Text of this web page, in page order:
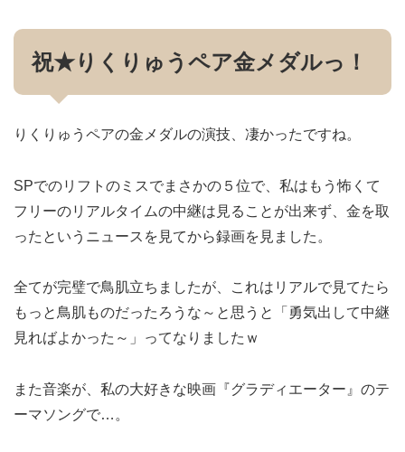
祝★りくりゅうペア金メダルっ！
りくりゅうペアの金メダルの演技、凄かったですね。
SPでのリフトのミスでまさかの５位で、私はもう怖くて
フリーのリアルタイムの中継は見ることが出来ず、金を取
ったというニュースを見てから録画を見ました。
全てが完璧で鳥肌立ちましたが、これはリアルで見てたら
もっと鳥肌ものだったろうな～と思うと「勇気出して中継
見ればよかった～」ってなりましたｗ
また音楽が、私の大好きな映画『グラディエーター』のテ
ーマソングで…。